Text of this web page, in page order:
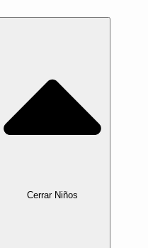
Cerrar Niños